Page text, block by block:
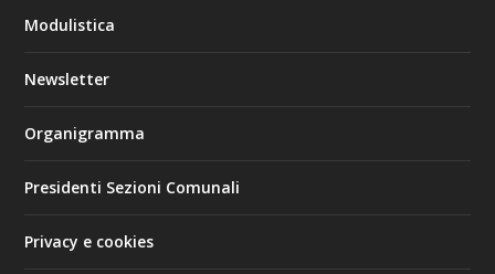
Modulistica
Newsletter
Organigramma
Presidenti Sezioni Comunali
Privacy e cookies